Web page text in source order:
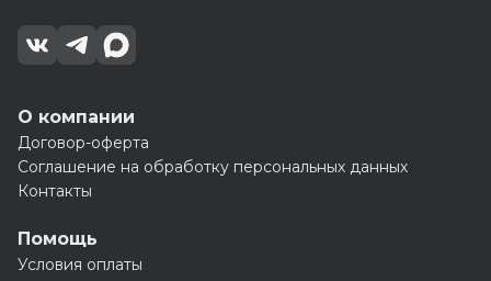
О компании
Договор-оферта
Соглашение на обработку персональных данных
Контакты
Помощь
Условия оплаты